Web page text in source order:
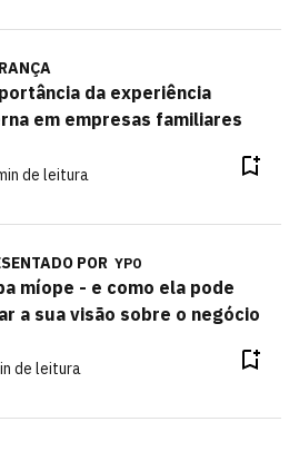
da experiência
em empresas familiares
de leitura
POR YPO
míope - e como ela pode
a sua visão sobre o negócio
de leitura